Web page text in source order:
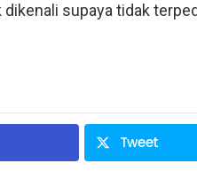
supaya tidak
Tweet